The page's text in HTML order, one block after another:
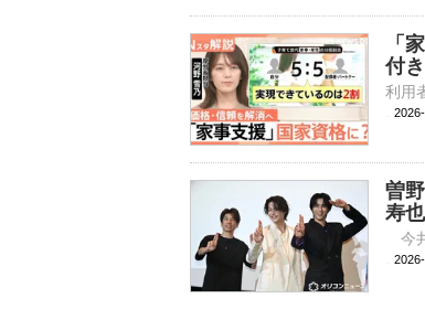
「
付
曽
寿